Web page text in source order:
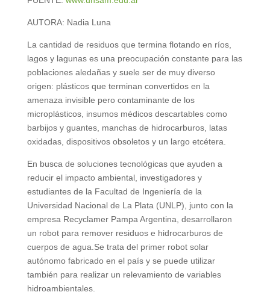
AUTORA: Nadia Luna
La cantidad de residuos que termina flotando en ríos,
lagos y lagunas es una preocupación constante para las
poblaciones aledañas y suele ser de muy diverso
origen: plásticos que terminan convertidos en la
amenaza invisible pero contaminante de los
microplásticos, insumos médicos descartables como
barbijos y guantes, manchas de hidrocarburos, latas
oxidadas, dispositivos obsoletos y un largo etcétera.
En busca de soluciones tecnológicas que ayuden a
reducir el impacto ambiental, investigadores y
estudiantes de la Facultad de Ingeniería de la
Universidad Nacional de La Plata (UNLP), junto con la
empresa Recyclamer Pampa Argentina, desarrollaron
un robot para remover residuos e hidrocarburos de
cuerpos de agua.Se trata del primer robot solar
autónomo fabricado en el país y se puede utilizar
también para realizar un relevamiento de variables
hidroambientales.